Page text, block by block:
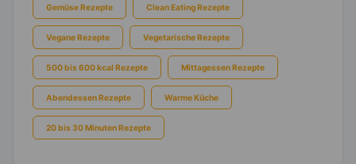
Gemüse Rezepte Clean Eating Rezepte
Vegane Rezepte Vegetarische Rezepte
500 bis 600 kcal Rezepte Mittagessen Rezepte
Abendessen Rezepte Warme Küche
20 bis 30 Minuten Rezepte